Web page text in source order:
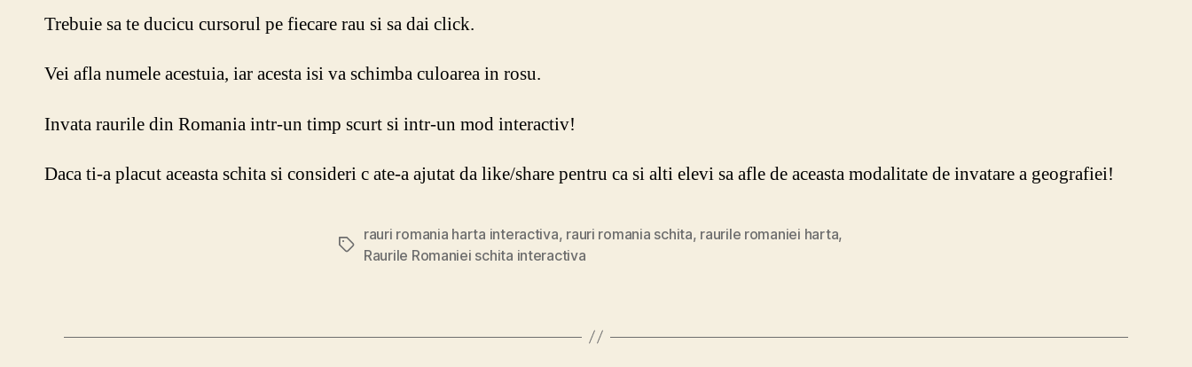
Trebuie sa te ducicu cursorul pe fiecare rau si sa dai click.
Vei afla numele acestuia, iar acesta isi va schimba culoarea in rosu.
Invata raurile din Romania intr-un timp scurt si intr-un mod interactiv!
Daca ti-a placut aceasta schita si consideri c ate-a ajutat da like/share pentru ca si alti elevi sa afle de aceasta modalitate de invatare a geografiei!
Etichete
rauri romania harta interactiva, rauri romania schita, raurile romaniei harta,
Raurile Romaniei schita interactiva